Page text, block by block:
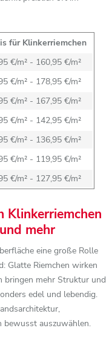
für Klinkerriemchen
€/m² - 160,95 €/m²
€/m² - 178,95 €/m²
€/m² - 167,95 €/m²
€/m² - 142,95 €/m²
€/m² - 136,95 €/m²
€/m² - 119,95 €/m²
€/m² - 127,95 €/m²
Klinkerriemchen
mehr
eine große Rolle
Glatte Riemchen wirken
bringen mehr Struktur und
edel und lebendig.
bewusst auszuwählen.